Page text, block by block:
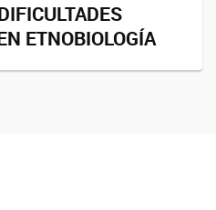
ETNOBIOLOGÍA